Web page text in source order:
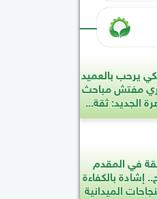
يرحب بالعميد
مفتش مباحث
الجديد: ثقة...
في المقدم
إشادة بالكفاءة
الميدانية